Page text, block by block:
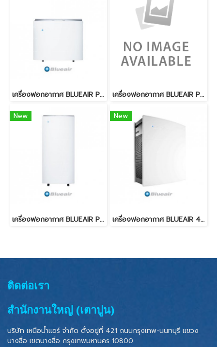
เครื่องฟอกอากาศ BLUEAIR PRO M เครื่องฟอกอากาศ BLUEAIR PURE 211 (PA) แผ่นกรอง Particle
New
เครื่องฟอกอากาศ BLUEAIR PRO L
New
เครื่องฟอกอากาศ BLUEAIR 450E
ติดต่อเรา
สำนักงานใหญ่ (เตาปูน)
บริษัท เหนือน้ำแอร์ จำกัด ตั้งอยู่ที่ 421 ถนนกรุงเทพ-นนทบุรี แขวง
บางซื่อ เขตบางซื่อ กรุงเทพมหานคร 10800